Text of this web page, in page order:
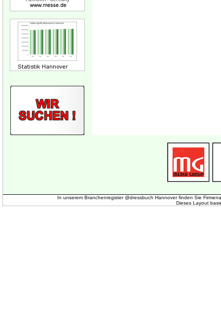
In unserem Branchenregister @dressbuch Hannover finden Sie
Dieses Layout